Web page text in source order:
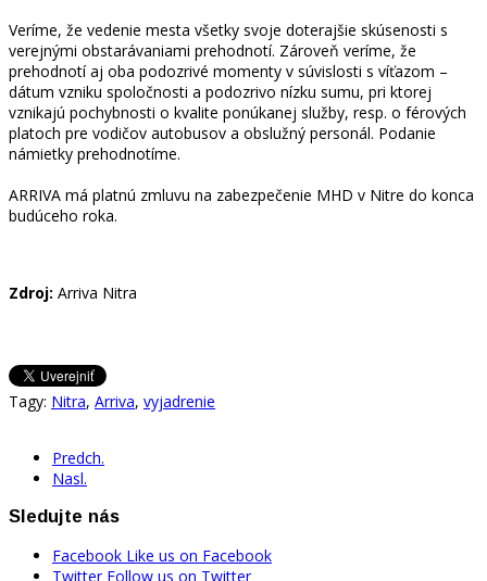
Veríme, že vedenie mesta všetky svoje doterajšie skúsenosti s
verejnými obstarávaniami prehodnotí. Zároveň veríme, že
prehodnotí aj oba podozrivé momenty v súvislosti s víťazom –
dátum vzniku spoločnosti a podozrivo nízku sumu, pri ktorej
vznikajú pochybnosti o kvalite ponúkanej služby, resp. o férových
platoch pre vodičov autobusov a obslužný personál. Podanie
námietky prehodnotíme.
ARRIVA má platnú zmluvu na zabezpečenie MHD v Nitre do konca
budúceho roka.
Zdroj: Arriva Nitra
Tagy: Nitra, Arriva, vyjadrenie
Predch.
Nasl.
Sledujte nás
Facebook Like us on Facebook
Twitter Follow us on Twitter